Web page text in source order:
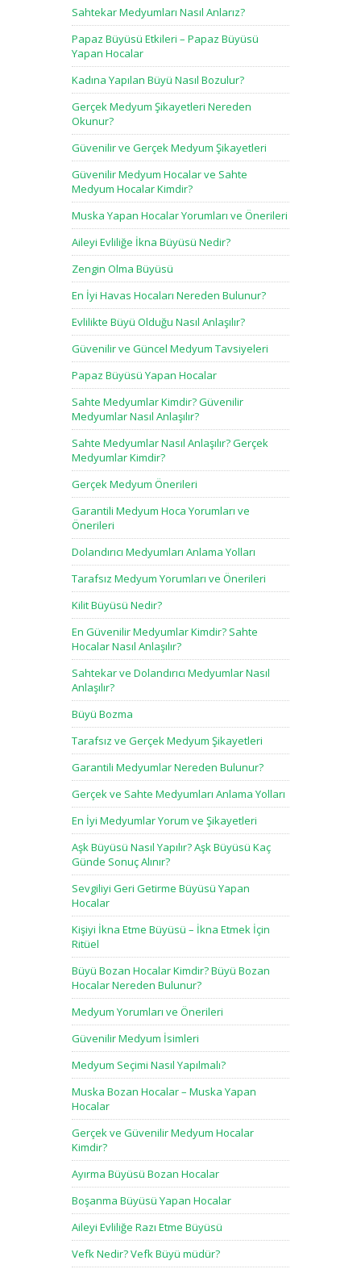
Sahtekar Medyumları Nasıl Anlarız?
Papaz Büyüsü Etkileri – Papaz Büyüsü
Yapan Hocalar
Kadına Yapılan Büyü Nasıl Bozulur?
Gerçek Medyum Şikayetleri Nereden
Okunur?
Güvenilir ve Gerçek Medyum Şikayetleri
Güvenilir Medyum Hocalar ve Sahte
Medyum Hocalar Kimdir?
Muska Yapan Hocalar Yorumları ve Önerileri
Aileyi Evliliğe İkna Büyüsü Nedir?
Zengin Olma Büyüsü
En İyi Havas Hocaları Nereden Bulunur?
Evlilikte Büyü Olduğu Nasıl Anlaşılır?
Güvenilir ve Güncel Medyum Tavsiyeleri
Papaz Büyüsü Yapan Hocalar
Sahte Medyumlar Kimdir? Güvenilir
Medyumlar Nasıl Anlaşılır?
Sahte Medyumlar Nasıl Anlaşılır? Gerçek
Medyumlar Kimdir?
Gerçek Medyum Önerileri
Garantili Medyum Hoca Yorumları ve
Önerileri
Dolandırıcı Medyumları Anlama Yolları
Tarafsız Medyum Yorumları ve Önerileri
Kilit Büyüsü Nedir?
En Güvenilir Medyumlar Kimdir? Sahte
Hocalar Nasıl Anlaşılır?
Sahtekar ve Dolandırıcı Medyumlar Nasıl
Anlaşılır?
Büyü Bozma
Tarafsız ve Gerçek Medyum Şikayetleri
Garantili Medyumlar Nereden Bulunur?
Gerçek ve Sahte Medyumları Anlama Yolları
En İyi Medyumlar Yorum ve Şikayetleri
Aşk Büyüsü Nasıl Yapılır? Aşk Büyüsü Kaç
Günde Sonuç Alınır?
Sevgiliyi Geri Getirme Büyüsü Yapan
Hocalar
Kişiyi İkna Etme Büyüsü – İkna Etmek İçin
Ritüel
Büyü Bozan Hocalar Kimdir? Büyü Bozan
Hocalar Nereden Bulunur?
Medyum Yorumları ve Önerileri
Güvenilir Medyum İsimleri
Medyum Seçimi Nasıl Yapılmalı?
Muska Bozan Hocalar – Muska Yapan
Hocalar
Gerçek ve Güvenilir Medyum Hocalar
Kimdir?
Ayırma Büyüsü Bozan Hocalar
Boşanma Büyüsü Yapan Hocalar
Aileyi Evliliğe Razı Etme Büyüsü
Vefk Nedir? Vefk Büyü müdür?